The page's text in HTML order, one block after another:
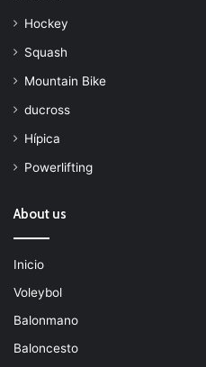
Hockey
Squash
Mountain Bike
ducross
Hípica
Powerlifting
About us
Inicio
Voleybol
Balonmano
Baloncesto